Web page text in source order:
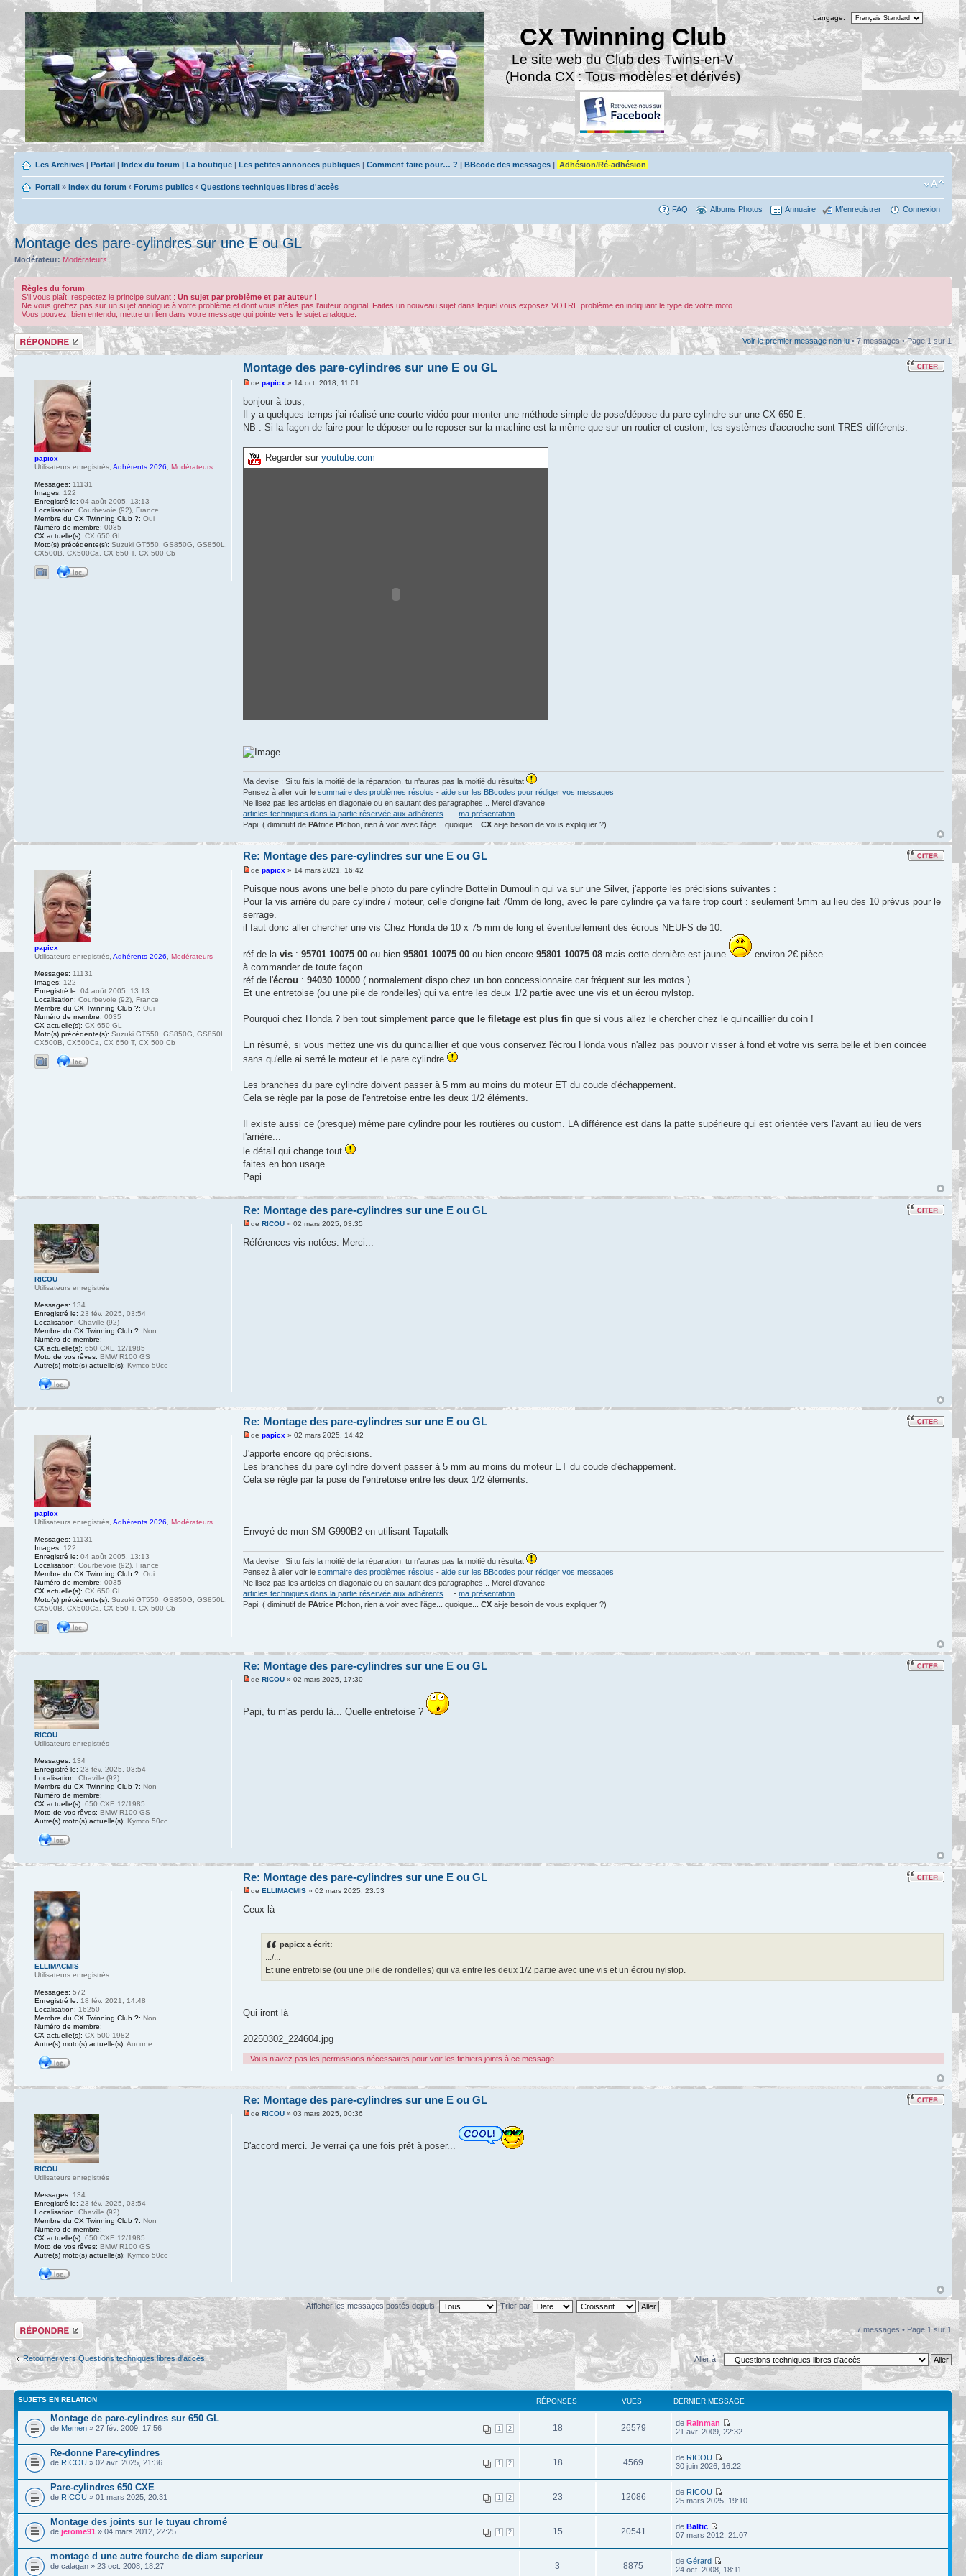
CX Twinning Club
Le site web du Club des Twins-en-V
(Honda CX : Tous modèles et dérivés)
Langage:
Les Archives | Portail | Index du forum | La boutique | Les petites annonces publiques | Comment faire pour… ? | BBcode des messages | Adhésion/Ré-adhésion
Portail » Index du forum ‹ Forums publics ‹ Questions techniques libres d'accès
FAQ Albums Photos Annuaire M’enregistrer Connexion
Montage des pare-cylindres sur une E ou GL
Modérateur: Modérateurs
Règles du forum
S’il vous plaît, respectez le principe suivant : Un sujet par problème et par auteur !
Ne vous greffez pas sur un sujet analogue à votre problème et dont vous n’êtes pas l’auteur original. Faites un nouveau sujet dans lequel vous exposez VOTRE problème en indiquant le type de votre moto.
Vous pouvez, bien entendu, mettre un lien dans votre message qui pointe vers le sujet analogue.
Répondre Voir le premier message non lu• 7 messages • Page1sur 1
Montage des pare-cylindres sur une E ou GL
depapicx » 14 oct. 2018, 11:01
bonjour à tous,
Il y a quelques temps j'ai réalisé une courte vidéo pour monter une méthode simple de pose/dépose du pare-cylindre sur une CX 650 E.
NB : Si la façon de faire pour le déposer ou le reposer sur la machine est la même que sur un routier et custom, les systèmes d'accroche sont TRES différents.
Regarder suryoutube.com
Ma devise : Si tu fais la moitié de la réparation, tu n'auras pas la moitié du résultat
Pensez à aller voir lesommaire des problèmes résolus -aide sur les BBcodes pour rédiger vos messages
Ne lisez pas les articles en diagonale ou en sautant des paragraphes... Merci d'avance
articles techniques dans la partie réservée aux adhérents … -ma présentation
Papi. ( diminutif de PAtrice PIchon, rien à voir avec l'âge... quoique...CX ai-je besoin de vous expliquer ?)
papicx
Utilisateurs enregistrés Adhérents 2026 Modérateurs
Messages: 11131
Images: 122
Enregistré le: 04 août 2005, 13:13
Localisation: Courbevoie (92), France
Membre du CX Twinning Club ?: Oui
Numéro de membre: 0035
CX actuelle(s): CX 650 GL
Moto(s) précédente(s): Suzuki GT550, GS850G, GS850L,
CX500B, CX500Ca, CX 650 T, CX 500 Cb
Re: Montage des pare-cylindres sur une E ou GL
depapicx » 14 mars 2021, 16:42
Puisque nous avons une belle photo du pare cylindre Bottelin Dumoulin qui va sur une Silver, j'apporte les précisions suivantes :
Pour la vis arrière du pare cylindre / moteur, celle d'origine fait 70mm de long, avec le pare cylindre ça va faire trop court : seulement 5mm au lieu des 10 prévus pour le
serrage.
il faut donc aller chercher une vis Chez Honda de 10 x 75 mm de long et éventuellement des écrous NEUFS de 10.
réf de lavis :95701 10075 00 ou bien95801 10075 00 ou bien encore95801 10075 08 mais cette dernière est jaune
environ 2€ pièce.
à commander de toute façon.
réf de l'écrou :94030 10000 ( normalement dispo chez un bon concessionnaire car fréquent sur les motos )
Et une entretoise (ou une pile de rondelles) qui va entre les deux 1/2 partie avec une vis et un écrou nylstop.
Pourquoi chez Honda ? ben tout simplement parce que le filetage est plus fin que si vous allez le chercher chez le quincaillier du coin !
En résumé, si vous mettez une vis du quincaillier et que vous conservez l'écrou Honda vous n'allez pas pouvoir visser à fond et votre vis serra belle et bien coincée
sans qu'elle ai serré le moteur et le pare cylindre
Les branches du pare cylindre doivent passer à 5 mm au moins du moteur ET du coude d'échappement.
Cela se règle par la pose de l'entretoise entre les deux 1/2 éléments.
Il existe aussi ce (presque) même pare cylindre pour les routières ou custom. LA différence est dans la patte supérieure qui est orientée vers l'avant au lieu de vers
l'arrière...
le détail qui change tout
faites en bon usage.
Papi
papicx
Utilisateurs enregistrés, Adhérents 2026, Modérateurs
Messages: 11131
Images: 122
Enregistré le: 04 août 2005, 13:13
Localisation: Courbevoie (92), France
Membre du CX Twinning Club ?: Oui
Numéro de membre: 0035
CX actuelle(s): CX 650 GL
Moto(s) précédente(s): Suzuki GT550, GS850G, GS850L,
CX500B, CX500Ca, CX 650 T, CX 500 Cb
Re: Montage des pare-cylindres sur une E ou GL
deRICOU » 02 mars 2025, 03:35
Références vis notées. Merci...
RICOU
Utilisateurs enregistrés
Messages: 134
Enregistré le: 23 fév. 2025, 03:54
Localisation: Chaville (92)
Membre du CX Twinning Club ?: Non
Numéro de membre:
CX actuelle(s): 650 CXE 12/1985
Moto de vos rêves: BMW R100 GS
Autre(s) moto(s) actuelle(s): Kymco 50cc
Re: Montage des pare-cylindres sur une E ou GL
depapicx » 02 mars 2025, 14:42
J'apporte encore qq précisions.
Les branches du pare cylindre doivent passer à 5 mm au moins du moteur ET du coude d'échappement.
Cela se règle par la pose de l'entretoise entre les deux 1/2 éléments.
Envoyé de mon SM-G990B2 en utilisant Tapatalk
Ma devise : Si tu fais la moitié de la réparation, tu n'auras pas la moitié du résultat
Pensez à aller voir lesommaire des problèmes résolus -aide sur les BBcodes pour rédiger vos messages
Ne lisez pas les articles en diagonale ou en sautant des paragraphes... Merci d'avance
articles techniques dans la partie réservée aux adhérents … -ma présentation
Papi. ( diminutif dePAtricePIchon, rien à voir avec l'âge... quoique...CX ai-je besoin de vous expliquer ?)
papicx
Utilisateurs enregistrés Adhérents 2026 Modérateurs
Messages: 11131
Images: 122
Enregistré le: 04 août 2005, 13:13
Localisation: Courbevoie (92), France
Membre du CX Twinning Club ?: Oui
Numéro de membre: 0035
CX actuelle(s): CX 650 GL
Moto(s) précédente(s): Suzuki GT550, GS850G, GS850L,
CX500B, CX500Ca, CX 650 T, CX 500 Cb
Re: Montage des pare-cylindres sur une E ou GL
deRICOU » 02 mars 2025, 17:30
Papi, tu m'as perdu là... Quelle entretoise ?
RICOU
Utilisateurs enregistrés
Messages: 134
Enregistré le: 23 fév. 2025, 03:54
Localisation: Chaville (92)
Membre du CX Twinning Club ?: Non
Numéro de membre:
CX actuelle(s): 650 CXE 12/1985
Moto de vos rêves: BMW R100 GS
Autre(s) moto(s) actuelle(s): Kymco 50cc
Re: Montage des pare-cylindres sur une E ou GL
deELLIMACMIS » 02 mars 2025, 23:53
Ceux là
papicx a écrit:
.../...
Et une entretoise (ou une pile de rondelles) qui va entre les deux 1/2 partie avec une vis et un écrou nylstop.
Qui iront là
20250302_224604.jpg
Vous n’avez pas les permissions nécessaires pour voir les fichiers joints à ce message.
ELLIMACMIS
Utilisateurs enregistrés
Messages: 572
Enregistré le: 18 fév. 2021, 14:48
Localisation: 16250
Membre du CX Twinning Club ?: Non
Numéro de membre:
CX actuelle(s): CX 500 1982
Autre(s) moto(s) actuelle(s): Aucune
Re: Montage des pare-cylindres sur une E ou GL
deRICOU » 03 mars 2025, 00:36
D'accord merci. Je verrai ça une fois prêt à poser...
RICOU
Utilisateurs enregistrés
Messages: 134
Enregistré le: 23 fév. 2025, 03:54
Localisation: Chaville (92)
Membre du CX Twinning Club ?: Non
Numéro de membre:
CX actuelle(s): 650 CXE 12/1985
Moto de vos rêves: BMW R100 GS
Autre(s) moto(s) actuelle(s): Kymco 50cc
Afficher les messages postés depuis: Trier par
Répondre 7 messages • Page 1 sur 1
Retourner vers Questions techniques libres d'accès Aller à:
SUJETS EN RELATION RÉPONSES VUES DERNIER MESSAGE
Montage de pare-cylindres sur 650 GL
1 2
de Memen » 27 fév. 2009, 17:56 18 26579 deRainman
21 avr. 2009, 22:32
Re-donne Pare-cylindres
1 2
de RICOU » 02 avr. 2025, 21:36 18 4569 de RICOU
30 juin 2026, 16:22
Pare-cylindres 650 CXE
1 2
de RICOU » 01 mars 2025, 20:31 23 12086 de RICOU
25 mars 2025, 19:10
Montage des joints sur le tuyau chromé
1 2
de jerome91 » 04 mars 2012, 22:25 15 20541 deBaltic
07 mars 2012, 21:07
montage d une autre fourche de diam superieur
de calagan » 23 oct. 2008, 18:27 3 8875 deGérard
24 oct. 2008, 18:11